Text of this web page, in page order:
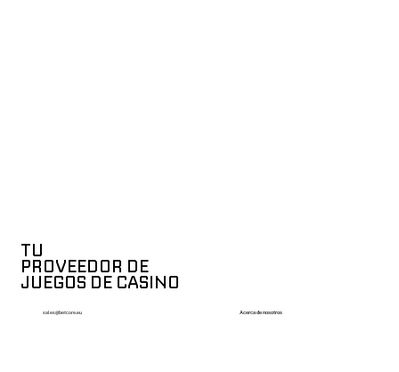
TU
PROVEEDOR DE
JUEGOS DE CASINO
sales@betcore.eu Acerca de nosotros